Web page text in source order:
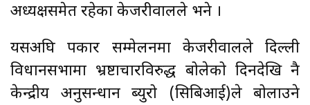
अध्यक्षसमेत रहेका केजरीवालले भने ।
यसअघि पत्रकार सम्मेलनमा केजरीवालले दिल्ली
विधानसभामा भ्रष्टाचारविरुद्ध बोलेको दिनदेखि नै
केन्द्रीय अनुसन्धान ब्युरो (सिबिआई)ले बोलाउने